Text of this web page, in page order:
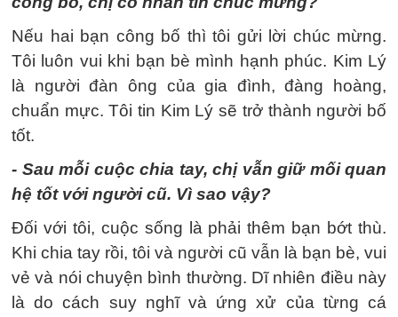
Nếu hai bạn công bố thì tôi gửi lời chúc mừng.
Tôi luôn vui khi bạn bè mình hạnh phúc. Kim Lý
là người đàn ông của gia đình, đàng hoàng,
chuẩn mực. Tôi tin Kim Lý sẽ trở thành người bố
tốt.
- Sau mỗi cuộc chia tay, chị vẫn giữ mối quan
hệ tốt với người cũ. Vì sao vậy?
Đối với tôi, cuộc sống là phải thêm bạn bớt thù.
Khi chia tay rồi, tôi và người cũ vẫn là bạn bè, vui
vẻ và nói chuyện bình thường. Dĩ nhiên điều này
là do cách suy nghĩ và ứng xử của từng cá